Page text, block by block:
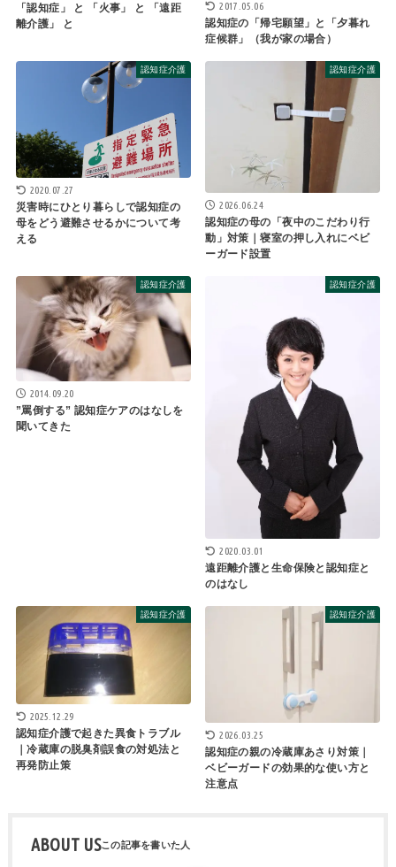
「認知症」 と 「火事」 と 「遠距
離介護」 と
2017.05.06
認知症の「帰宅願望」と「夕暮れ
症候群」（我が家の場合）
認知症介護
2020.07.27
災害時にひとり暮らしで認知症の
母をどう避難させるかについて考
える
認知症介護
2026.06.24
認知症の母の「夜中のこだわり行
動」対策｜寝室の押し入れにベビ
ーガード設置
認知症介護
2014.09.20
”罵倒する” 認知症ケアのはなしを
聞いてきた
認知症介護
2020.03.01
遠距離介護と生命保険と認知症と
のはなし
認知症介護
2025.12.29
認知症介護で起きた異食トラブル
｜冷蔵庫の脱臭剤誤食の対処法と
再発防止策
認知症介護
2026.03.25
認知症の親の冷蔵庫あさり対策｜
ベビーガードの効果的な使い方と
注意点
ABOUT US